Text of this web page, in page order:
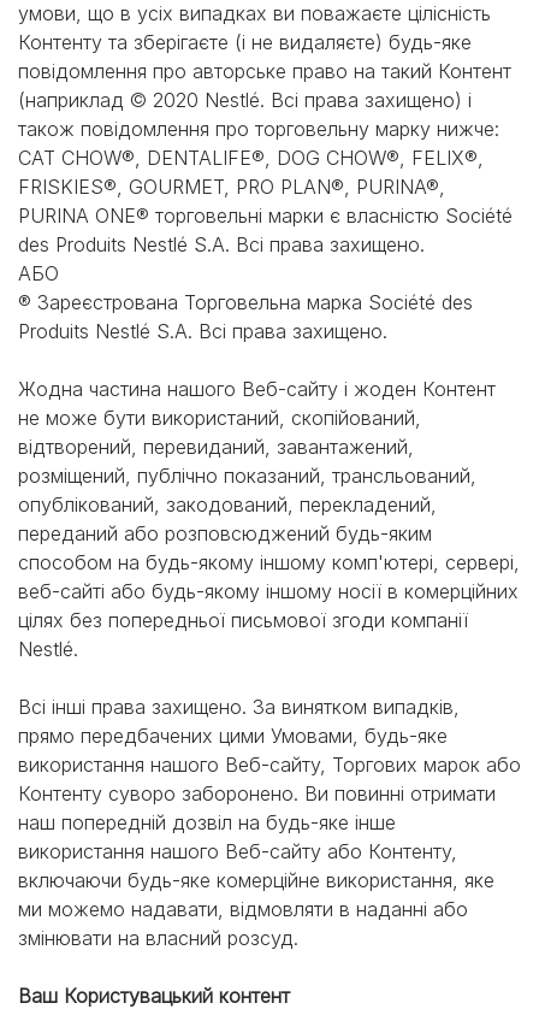
умови, що в усіх випадках ви поважаєте цілісність
Контенту та зберігаєте (і не видаляєте) будь-яке
повідомлення про авторське право на такий Контент
(наприклад © 2020 Nestlé. Всі права захищено) і
також повідомлення про торговельну марку нижче:
CAT CHOW®, DENTALIFE®, DOG CHOW®, FELIX®,
FRISKIES®, GOURMET, PRO PLAN®, PURINA®,
PURINA ONE® торговельні марки є власністю Société
des Produits Nestlé S.A. Всі права захищено.
АБО
® Зареєстрована Торговельна марка Société des
Produits Nestlé S.A. Всі права захищено.
Жодна частина нашого Веб-сайту і жоден Контент
не може бути використаний, скопійований,
відтворений, перевиданий, завантажений,
розміщений, публічно показаний, трансльований,
опублікований, закодований, перекладений,
переданий або розповсюджений будь-яким
способом на будь-якому іншому комп'ютері, сервері,
веб-сайті або будь-якому іншому носії в комерційних
цілях без попередньої письмової згоди компанії
Nestlé.
Всі інші права захищено. За винятком випадків,
прямо передбачених цими Умовами, будь-яке
використання нашого Веб-сайту, Торгових марок або
Контенту суворо заборонено. Ви повинні отримати
наш попередній дозвіл на будь-яке інше
використання нашого Веб-сайту або Контенту,
включаючи будь-яке комерційне використання, яке
ми можемо надавати, відмовляти в наданні або
змінювати на власний розсуд.
Ваш Користувацький контент